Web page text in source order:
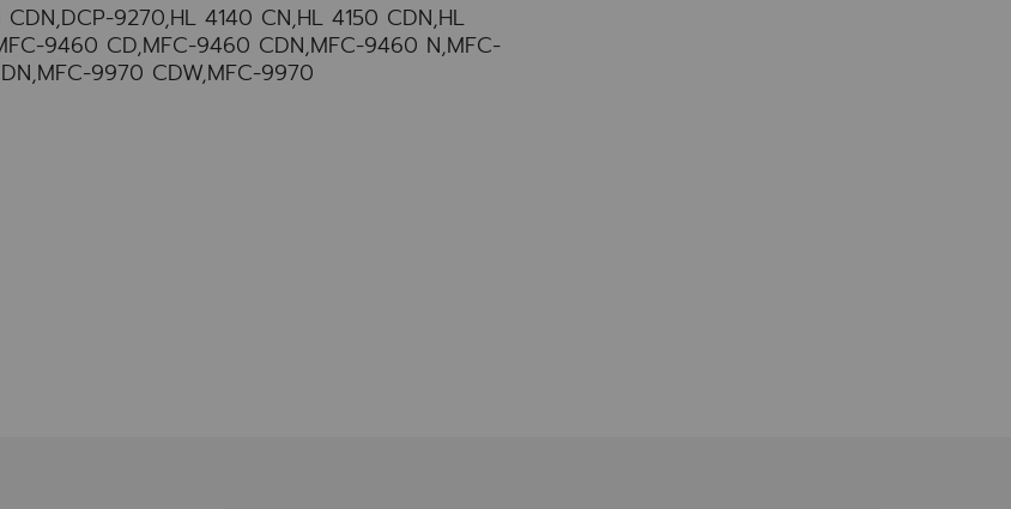
9270,HL 4140 CN,HL 4150 CDN,HL
9460 CD,MFC-9460 CDN,MFC-9460 N,MFC-
9970 CDW,MFC-9970